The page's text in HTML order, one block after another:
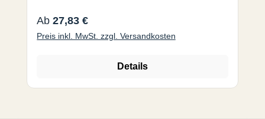
Regulärer Preis:
Ab 27,83 €
Preis inkl. MwSt. zzgl. Versandkosten
Details